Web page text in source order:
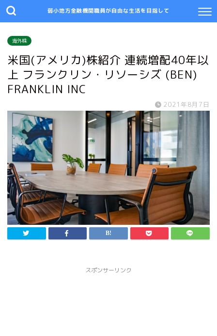
弱小地方金融機関職員が自由な生活を目指して
海外株
米国(アメリカ)株紹介 連続増配40年以
上 フランクリン・リソーシズ (BEN)
FRANKLIN INC
2021年8月7日
スポンサーリンク